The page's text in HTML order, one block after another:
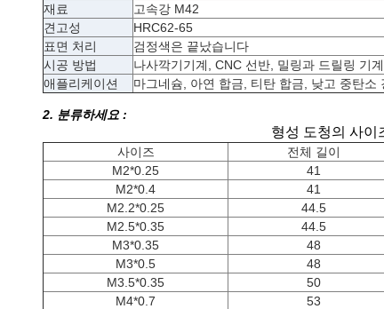
재료
고속강 M42
견고성
HRC62-65
표면 처리
검정색은 끝났습니다
시공 방법
나사깍기기계, CNC 선반, 밀링과 드릴링 기
애플리케이션
마그네슘, 아연 합금, 티탄 합금, 낮고 중탄소
2. 분류하세요 :
형성 도청의 사이
사이즈 전체 길이
M2*0.25
41
M2*0.4
41
M2.2*0.25
44.5
M2.5*0.35
44.5
M3*0.35
48
M3*0.5
48
M3.5*0.35
50
M4*0.7
53